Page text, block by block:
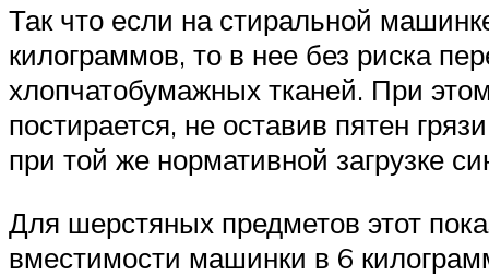
Так что если на стиральной
килограммов, то в нее без риска
хлопчатобумажных тканей. При
постирается, не оставив пятен
при той же нормативной загрузке
Для шерстяных предметов этот
вместимости машинки в 6